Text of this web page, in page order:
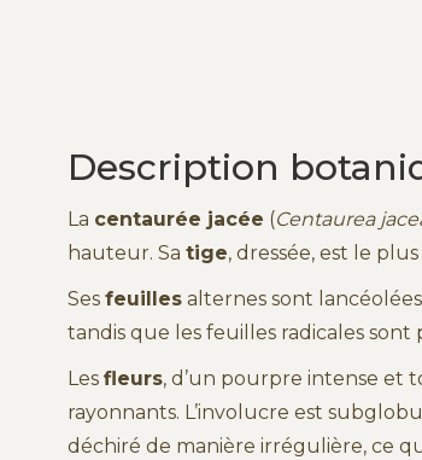
Description
La centaurée jacée (Centaurea
hauteur. Sa tige, dressée, est le
Ses feuilles alternes sont
tandis que les feuilles radicales
Les fleurs, d’un pourpre intense et
rayonnants. L’involucre est
déchiré de manière irrégulière, ce